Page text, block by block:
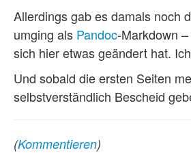
Allerdings gab es damals noch
umging als Pandoc-Markdown
sich hier etwas geändert hat.
Und sobald die ersten Seiten
selbstverständlich Bescheid
(Kommentieren)